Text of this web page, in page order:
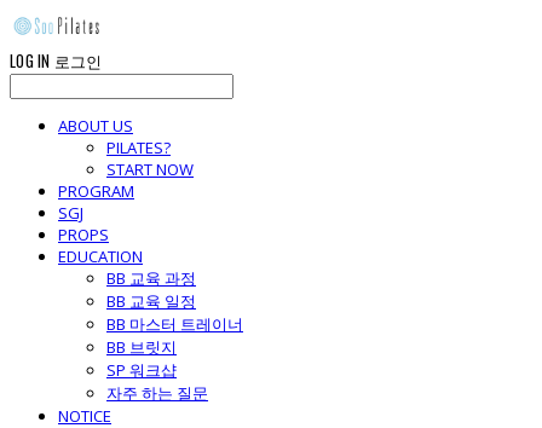
LOG IN 로그인
ABOUT US
PILATES?
START NOW
PROGRAM
SGJ
PROPS
EDUCATION
BB 교육 과정
BB 교육 일정
BB 마스터 트레이너
BB 브릿지
SP 워크샵
자주 하는 질문
NOTICE